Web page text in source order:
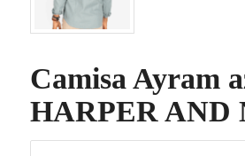
Camisa Ayram
HARPER AND